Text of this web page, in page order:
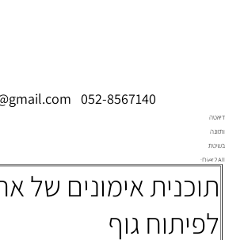
kobisport@gmail.com
של ארנולד שוורצנגר